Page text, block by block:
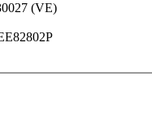
(VE)